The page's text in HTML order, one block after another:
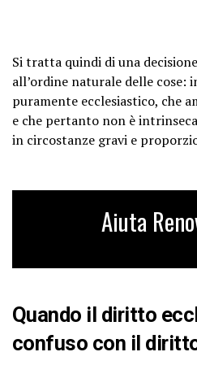
Si tratta quindi di una
all’ordine naturale delle
puramente ecclesiastico, che
e che pertanto non è
in circostanze gravi e
Aiuta
Quando il diritto
confuso con il